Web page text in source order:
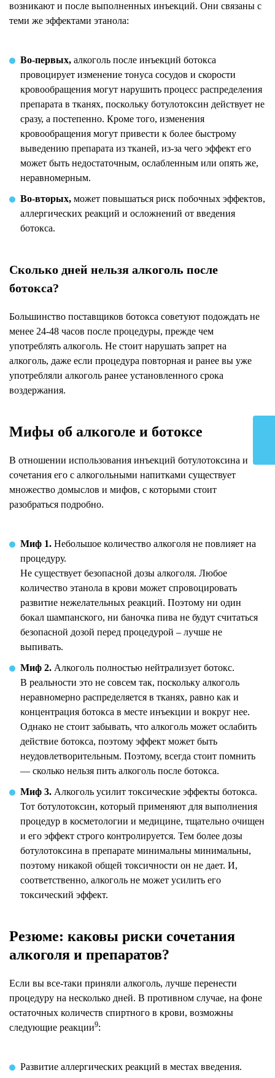
возникают и после выполненных инъекций. Они связаны с
теми же эффектами этанола:
Во-первых, алкоголь после инъекций ботокса
провоцирует изменение тонуса сосудов и скорости
кровообращения могут нарушить процесс распределения
препарата в тканях, поскольку ботулотоксин действует не
сразу, а постепенно. Кроме того, изменения
кровообращения могут привести к более быстрому
выведению препарата из тканей, из-за чего эффект его
может быть недостаточным, ослабленным или опять же,
неравномерным.
Во-вторых, может повышаться риск побочных эффектов,
аллергических реакций и осложнений от введения
ботокса.
Сколько дней нельзя алкоголь после
ботокса?
Большинство поставщиков ботокса советуют подождать не
менее 24-48 часов после процедуры, прежде чем
употреблять алкоголь. Не стоит нарушать запрет на
алкоголь, даже если процедура повторная и ранее вы уже
употребляли алкоголь ранее установленного срока
воздержания.
Мифы об алкоголе и ботоксе
В отношении использования инъекций ботулотоксина и
сочетания его с алкогольными напитками существует
множество домыслов и мифов, с которыми стоит
разобраться подробно.
Миф 1. Небольшое количество алкоголя не повлияет на
процедуру.
Не существует безопасной дозы алкоголя. Любое
количество этанола в крови может спровоцировать
развитие нежелательных реакций. Поэтому ни один
бокал шампанского, ни баночка пива не будут считаться
безопасной дозой перед процедурой – лучше не
выпивать.
Миф 2. Алкоголь полностью нейтрализует ботокс.
В реальности это не совсем так, поскольку алкоголь
неравномерно распределяется в тканях, равно как и
концентрация ботокса в месте инъекции и вокруг нее.
Однако не стоит забывать, что алкоголь может ослабить
действие ботокса, поэтому эффект может быть
неудовлетворительным. Поэтому, всегда стоит помнить
— сколько нельзя пить алкоголь после ботокса.
Миф 3. Алкоголь усилит токсические эффекты ботокса.
Тот ботулотоксин, который применяют для выполнения
процедур в косметологии и медицине, тщательно очищен
и его эффект строго контролируется. Тем более дозы
ботулотоксина в препарате минимальны минимальны,
поэтому никакой общей токсичности он не дает. И,
соответственно, алкоголь не может усилить его
токсический эффект.
Резюме: каковы риски сочетания
алкоголя и препаратов?
Если вы все-таки приняли алкоголь, лучше перенести
процедуру на несколько дней. В противном случае, на фоне
остаточных количеств спиртного в крови, возможны
следующие реакции9:
Развитие аллергических реакций в местах введения.